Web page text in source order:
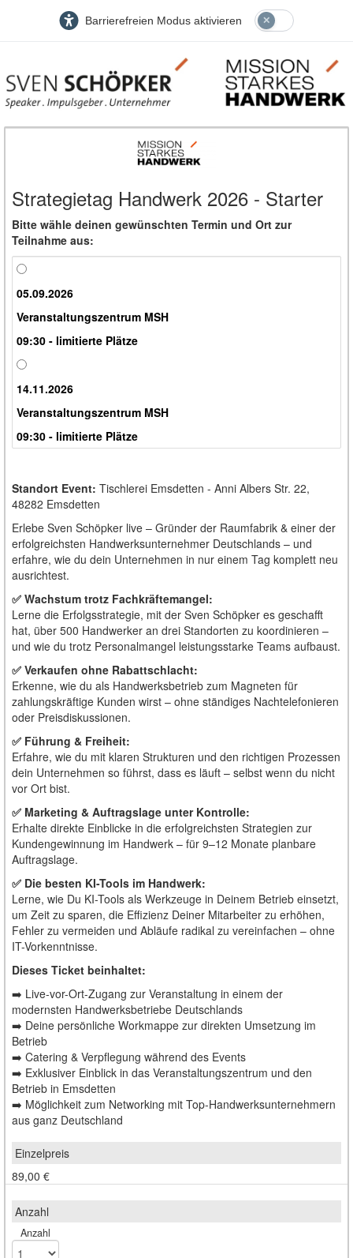
Barrierefreien Modus aktivieren
Strategietag Handwerk 2026 - Starter
Bitte wähle deinen gewünschten Termin und Ort zur
Teilnahme aus:
05.09.2026
Veranstaltungszentrum MSH
09:30 - limitierte Plätze
14.11.2026
Veranstaltungszentrum MSH
09:30 - limitierte Plätze
Standort Event: Tischlerei Emsdetten - Anni Albers Str. 22,
48282 Emsdetten
Erlebe Sven Schöpker live – Gründer der Raumfabrik & einer der
erfolgreichsten Handwerksunternehmer Deutschlands – und
erfahre, wie du dein Unternehmen in nur einem Tag komplett neu
ausrichtest.
✅ Wachstum trotz Fachkräftemangel:
Lerne die Erfolgsstrategie, mit der Sven Schöpker es geschafft
hat, über 500 Handwerker an drei Standorten zu koordinieren –
und wie du trotz Personalmangel leistungsstarke Teams aufbaust.
✅ Verkaufen ohne Rabattschlacht:
Erkenne, wie du als Handwerksbetrieb zum Magneten für
zahlungskräftige Kunden wirst – ohne ständiges Nachtelefonieren
oder Preisdiskussionen.
✅ Führung & Freiheit:
Erfahre, wie du mit klaren Strukturen und den richtigen Prozessen
dein Unternehmen so führst, dass es läuft – selbst wenn du nicht
vor Ort bist.
✅ Marketing & Auftragslage unter Kontrolle:
Erhalte direkte Einblicke in die erfolgreichsten Strategien zur
Kundengewinnung im Handwerk – für 9–12 Monate planbare
Auftragslage.
✅ Die besten KI-Tools im Handwerk:
Lerne, wie Du KI-Tools als Werkzeuge in Deinem Betrieb einsetzt,
um Zeit zu sparen, die Effizienz Deiner Mitarbeiter zu erhöhen,
Fehler zu vermeiden und Abläufe radikal zu vereinfachen – ohne
IT-Vorkenntnisse.
Dieses Ticket beinhaltet:
➡️ Live-vor-Ort-Zugang zur Veranstaltung in einem der
modernsten Handwerksbetriebe Deutschlands
➡️ Deine persönliche Workmappe zur direkten Umsetzung im
Betrieb
➡️ Catering & Verpflegung während des Events
➡️ Exklusiver Einblick in das Veranstaltungszentrum und den
Betrieb in Emsdetten
➡️ Möglichkeit zum Networking mit Top-Handwerksunternehmern
aus ganz Deutschland
89,00 €
Anzahl